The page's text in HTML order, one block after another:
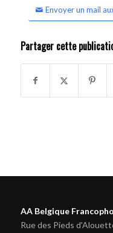
Envoyer un mail
Partager cette
AA Belgique
Rue des Pieds